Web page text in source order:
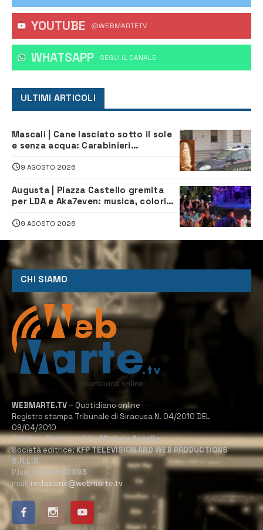
YOUTUBE @WEBMARTETV
WHATSAPP ‎SEGUI IL CANALE
ULTIMI ARTICOLI
Mascali | Cane lasciato sotto il sole
e senza acqua: Carabinieri
9 AGOSTO 2026
Augusta | Piazza Castello gremita
per LDA e Aka7even: musica, colori
9 AGOSTO 2026
CHI SIAMO
WEBMARTE.TV – Quotidiano online
Registro stampa Tribunale di Siracusa N. 04/2010 DEL
09/04/2010
Direttore Responsabile:Michele Accolla
Società editrice:KFP TELEVISION AND WEB PRODUCTIONS
S.R.L.S.
P.Iva: 02184950893
mail: redazione@webmarte.tv